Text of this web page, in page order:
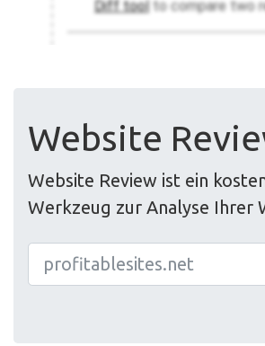
Website
Website Review ist ein
Werkzeug zur Analyse Ihrer